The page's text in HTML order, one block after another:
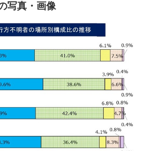
写真・画像